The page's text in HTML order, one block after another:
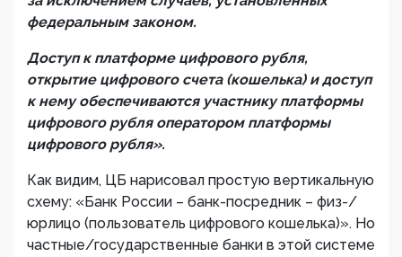
федеральным законом.
Доступ к платформе цифрового рубля,
открытие цифрового счета (кошелька) и доступ
к нему обеспечиваются участнику платформы
цифрового рубля оператором платформы
цифрового рубля».
Как видим, ЦБ нарисовал простую вертикальную
схему: «Банк России – банк-посредник – физ-/
юрлицо (пользователь цифрового кошелька)». Но
частные/государственные банки в этой системе